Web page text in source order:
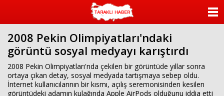
2008 Pekin Olimpiyatları'ndaki
görüntü sosyal medyayı karıştırdı
2008 Pekin Olimpiyatları'nda çekilen bir görüntüde yıllar sonra
ortaya çıkan detay, sosyal medyada tartışmaya sebep oldu.
İnternet kullanıcılarının bir kısmı, açılış seremonisinden kesilen
görüntüdeki adamın kulağında Apple AirPods olduğunu iddia etti
KATEGORİLER
ANKETLER